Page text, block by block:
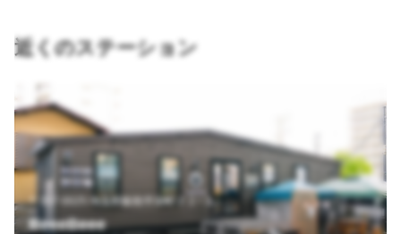
近くのステーション
〒357-0025 埼玉県飯能市栄町２２−３
BeeeBeee